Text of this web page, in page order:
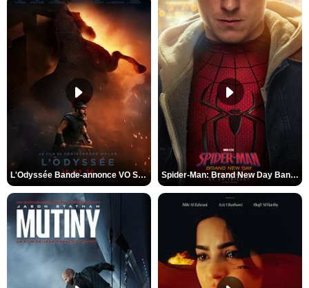
L'Odyssée Bande-annonce VO STFR Spider-Man: Brand New Day Bande-annonce VO STFR